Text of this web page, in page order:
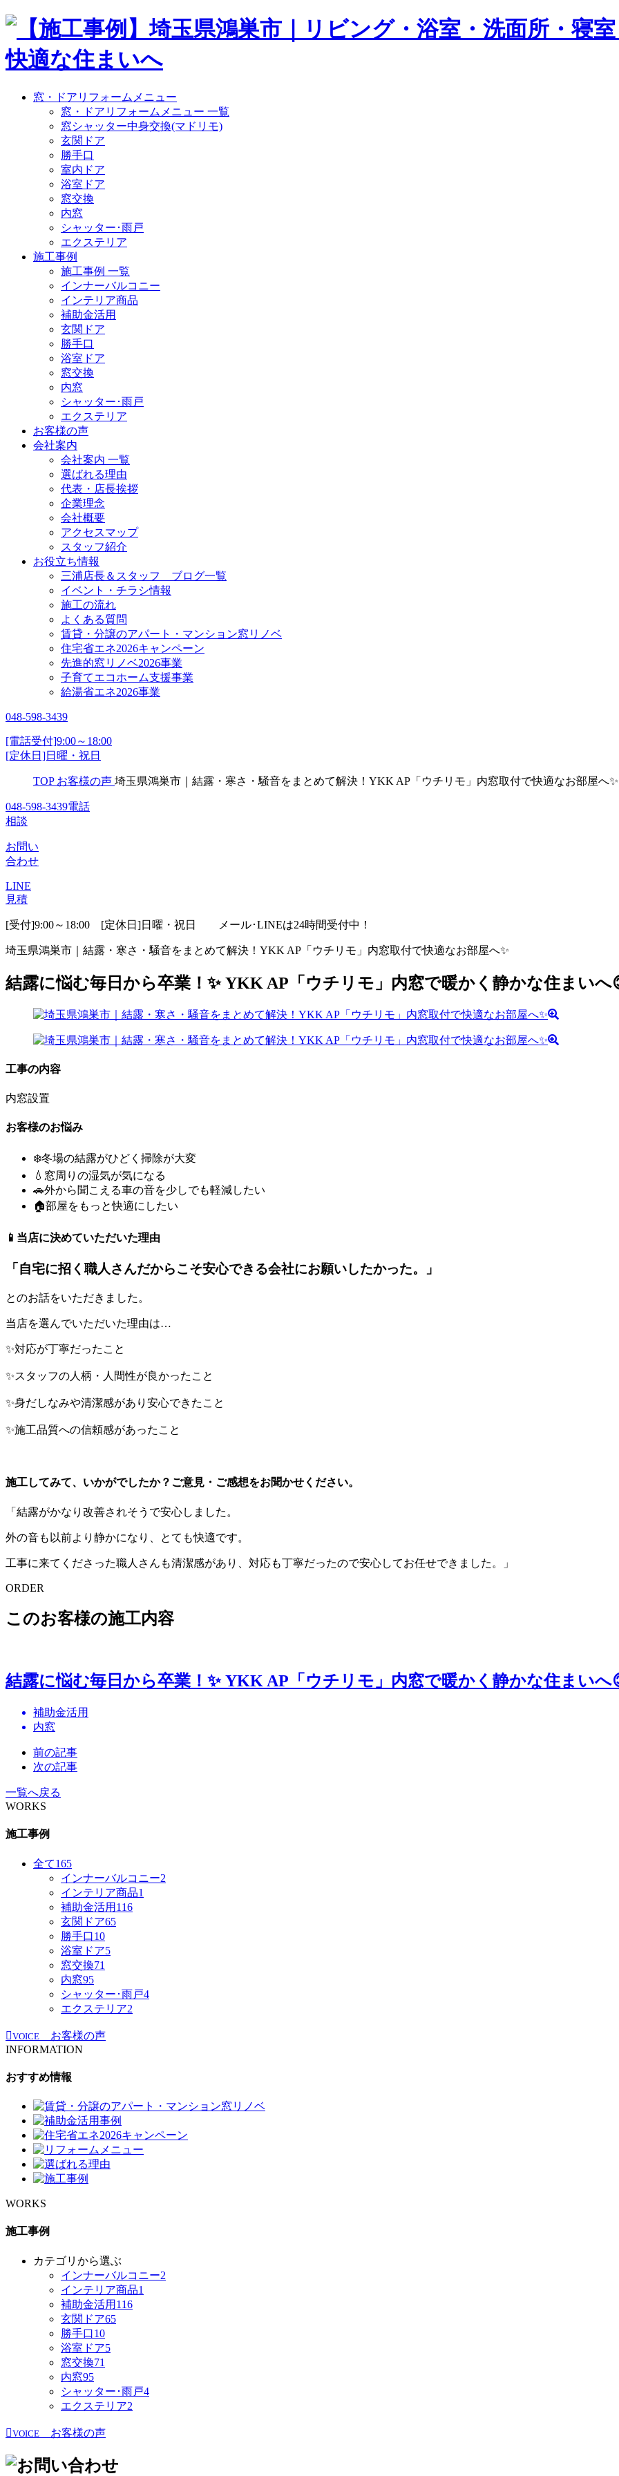
窓・ドアリフォームメニュー
窓・ドアリフォームメニュー 一覧
窓シャッター中身交換(マドリモ)
玄関ドア
勝手口
室内ドア
浴室ドア
窓交換
内窓
シャッター･雨戸
エクステリア
施工事例
施工事例 一覧
インナーバルコニー
インテリア商品
補助金活用
玄関ドア
勝手口
浴室ドア
窓交換
内窓
シャッター･雨戸
エクステリア
お客様の声
会社案内
会社案内 一覧
選ばれる理由
代表・店長挨拶
企業理念
会社概要
アクセスマップ
スタッフ紹介
お役立ち情報
三浦店長＆スタッフ ブログ一覧
イベント・チラシ情報
施工の流れ
よくある質問
賃貸・分譲のアパート・マンション窓リノベ
住宅省エネ2026キャンペーン
先進的窓リノベ2026事業
子育てエコホーム支援事業
給湯省エネ2026事業
048-598-3439
[電話受付]9:00～18:00
[定休日]日曜・祝日
TOP お客様の声 埼玉県鴻巣市｜結露・寒さ・騒音をまとめて解決！YKK AP「ウチリモ」内窓取付で快適なお部屋へ✨
048-598-3439電話
相談
お問い
合わせ
LINE
見積
[受付]9:00～18:00 [定休日]日曜・祝日 メール･LINEは24時間受付中！
埼玉県鴻巣市｜結露・寒さ・騒音をまとめて解決！YKK AP「ウチリモ」内窓取付で快適なお部屋へ✨
結露に悩む毎日から卒業！✨ YKK AP「ウチリモ」内窓で暖かく静かな住まいへ
工事の内容
内窓設置
お客様のお悩み
❄️冬場の結露がひどく掃除が大変
💧窓周りの湿気が気になる
🚗外から聞こえる車の音を少しでも軽減したい
🏠部屋をもっと快適にしたい
📱当店に決めていただいた理由
「自宅に招く職人さんだからこそ安心できる会社にお願いしたかった。」
とのお話をいただきました。
当店を選んでいただいた理由は…
✨対応が丁寧だったこと
✨スタッフの人柄・人間性が良かったこと
✨身だしなみや清潔感があり安心できたこと
✨施工品質への信頼感があったこと
施工してみて、いかがでしたか？ご意見・ご感想をお聞かせください。
「結露がかなり改善されそうで安心しました。
外の音も以前より静かになり、とても快適です。
工事に来てくださった職人さんも清潔感があり、対応も丁寧だったので安心してお任せできました。」
ORDER
このお客様の施工内容
結露に悩む毎日から卒業！✨ YKK AP「ウチリモ」内窓で暖かく静かな住まいへ
補助金活用
内窓
前の記事
次の記事
一覧へ戻る
WORKS
施工事例
全て165
インナーバルコニー2
インテリア商品1
補助金活用 116
玄関ドア65
勝手口10
浴室ドア5
窓交換71
内窓95
シャッター･雨戸4
エクステリア2
VOICE
お客様の声
INFORMATION
おすすめ情報
WORKS
施工事例
カテゴリから選ぶ
インナーバルコニー2
インテリア商品1
補助金活用 116
玄関ドア65
勝手口10
浴室ドア5
窓交換71
内窓95
シャッター･雨戸4
エクステリア2
VOICE お客様の声